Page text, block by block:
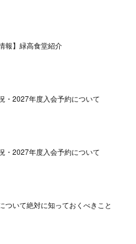
報】緑高食堂紹介
・2027年度入会予約について
・2027年度入会予約について
ついて絶対に知っておくべきこと